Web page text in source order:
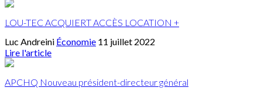
LOU-TEC ACQUIERT ACCÈS LOCATION +
Luc Andreini Économie 11 juillet 2022
Lire l'article
APCHQ Nouveau président-directeur général